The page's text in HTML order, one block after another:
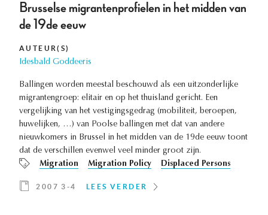
Brusselse migrantenprofielen in het midden van
de 19de eeuw
AUTEUR(S)
Idesbald Goddeeris
Ballingen worden meestal beschouwd als een uitzonderlijke
migrantengroep: elitair en op het thuisland gericht. Een
vergelijking van het vestigingsgedrag (mobiliteit, beroepen,
huwelijken, …) van Poolse ballingen met dat van andere
nieuwkomers in Brussel in het midden van de 19de eeuw toont
dat de verschillen evenwel veel minder groot zijn.
Migration
Migration Policy Displaced Persons
2007 3-4 LEES VERDER